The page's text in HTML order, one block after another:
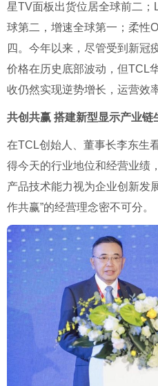
星TV面板出货位居全球前二；
球第二，增速全球第一；柔性
四。今年以来，尽管受到新冠
价格在历史底部波动，但TCL
收仍然实现逆势增长，运营效
共创共赢 搭建新型显示产业链
在TCL创始人、董事长李东生
得今天的行业地位和经营业绩
产品技术能力视为企业创新发
作共赢”的经营理念密不可分。